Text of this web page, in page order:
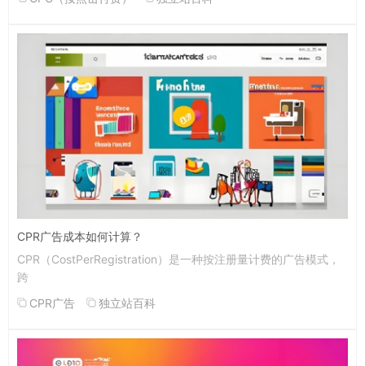
CPR广告成本如何计算？
CPR（CostPerRegistration）是一种按注册量计费的广告模式，
跨
CPR广告
独立站百科